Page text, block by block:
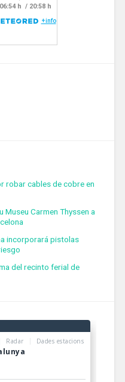
robar cables de cobre en
Museu Carmen Thyssen a
incorporará pistolas
del recinto ferial de